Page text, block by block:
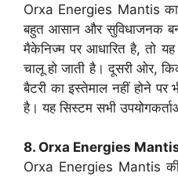
Orxa Energies Mantis का
बहुत आसान और सुविधाजनक
मैकेनिज्म पर आधारित है, तो यह
चालू हो जाती है। दूसरी ओर,
बैटरी का इस्तेमाल नहीं होने पर
है। यह सिस्टम सभी
8. Orxa Energies Mantis
Orxa Energies Mantis